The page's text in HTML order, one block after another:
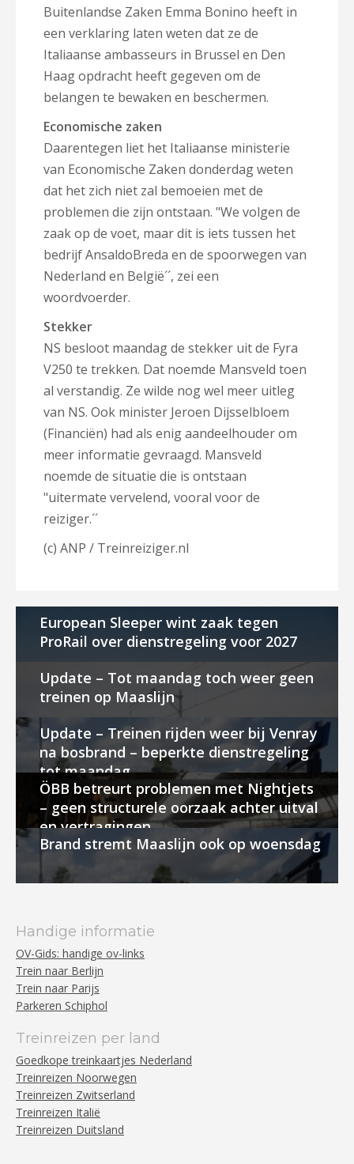
Buitenlandse Zaken Emma Bonino heeft in
een verklaring laten weten dat ze de
Italiaanse ambasseurs in Brussel en Den
Haag opdracht heeft gegeven om de
belangen te bewaken en beschermen.
Economische zaken
Daarentegen liet het Italiaanse ministerie
van Economische Zaken donderdag weten
dat het zich niet zal bemoeien met de
problemen die zijn ontstaan. "We volgen de
zaak op de voet, maar dit is iets tussen het
bedrijf AnsaldoBreda en de spoorwegen van
Nederland en België´´, zei een
woordvoerder.
Stekker
NS besloot maandag de stekker uit de Fyra
V250 te trekken. Dat noemde Mansveld toen
al verstandig. Ze wilde nog wel meer uitleg
van NS. Ook minister Jeroen Dijsselbloem
(Financiën) had als enig aandeelhouder om
meer informatie gevraagd. Mansveld
noemde de situatie die is ontstaan
"uitermate vervelend, vooral voor de
reiziger.´´
(c) ANP / Treinreiziger.nl
European Sleeper wint zaak tegen
ProRail over dienstregeling voor 2027
Update – Tot maandag toch weer geen
treinen op Maaslijn
Update – Treinen rijden weer bij Venray
na bosbrand – beperkte dienstregeling
tot maandag
ÖBB betreurt problemen met Nightjets
– geen structurele oorzaak achter uitval
en vertragingen
Brand stremt Maaslijn ook op woensdag
Handige informatie
OV-Gids: handige ov-links
Trein naar Berlijn
Trein naar Parijs
Parkeren Schiphol
Treinreizen per land
Goedkope treinkaartjes Nederland
Treinreizen Noorwegen
Treinreizen Zwitserland
Treinreizen Italië
Treinreizen Duitsland